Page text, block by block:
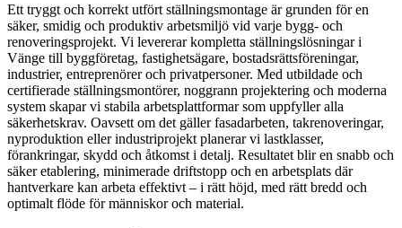
Ett tryggt och korrekt utfört ställningsmontage är grunden för en
säker, smidig och produktiv arbetsmiljö vid varje bygg- och
renoveringsprojekt. Vi levererar kompletta ställningslösningar i
Vänge till byggföretag, fastighetsägare, bostadsrättsföreningar,
industrier, entreprenörer och privatpersoner. Med utbildade och
certifierade ställningsmontörer, noggrann projektering och moderna
system skapar vi stabila arbetsplattformar som uppfyller alla
säkerhetskrav. Oavsett om det gäller fasadarbeten, takrenoveringar,
nyproduktion eller industriprojekt planerar vi lastklasser,
förankringar, skydd och åtkomst i detalj. Resultatet blir en snabb och
säker etablering, minimerade driftstopp och en arbetsplats där
hantverkare kan arbeta effektivt – i rätt höjd, med rätt bredd och
optimalt flöde för människor och material.